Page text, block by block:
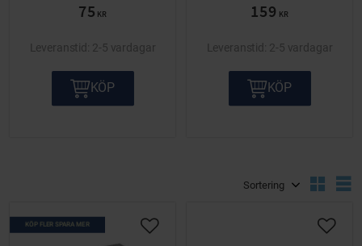
75 KR
2-5 vardagar
KÖP
159 KR
2-5 vardagar
KÖP
KÖP FLER SPARA MER
Lägg till i önskelista Lägg